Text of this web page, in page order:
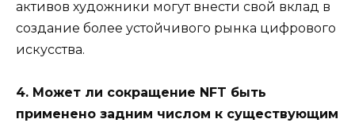
активов художники могут внести свой вклад в
создание более устойчивого рынка цифрового
искусства.
4. Может ли сокращение NFT быть
применено задним числом к ​​существующим